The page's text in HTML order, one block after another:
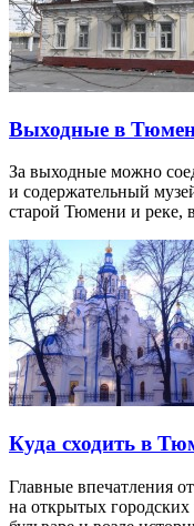
Выходные в
За выходные можно
и содержательный
старой Тюмени и
Куда сходить в
Главные впечатления
на открытых